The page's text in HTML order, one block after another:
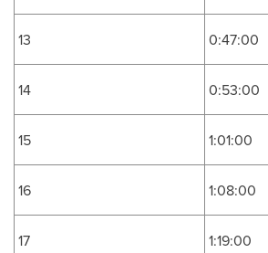
13 0:47:00
14 0:53:00
15 1:01:00
16 1:08:00
17 1:19:00